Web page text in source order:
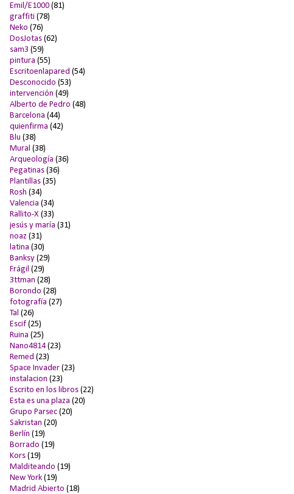
Emil/E1000 (81)
graffiti (78)
Neko (76)
DosJotas (62)
sam3 (59)
pintura (55)
Escritoenlapared (54)
Desconocido (53)
intervención (49)
Alberto de Pedro (48)
Barcelona (44)
quienfirma (42)
Blu (38)
Mural (38)
Arqueología (36)
Pegatinas (36)
Plantillas (35)
Rosh (34)
Valencia (34)
Rallito-X (33)
jesús y maría (31)
noaz (31)
latina (30)
Banksy (29)
Frágil (29)
3ttman (28)
Borondo (28)
fotografía (27)
Tal (26)
Escif (25)
Ruina (25)
Nano4814 (23)
Remed (23)
Space Invader (23)
instalacion (23)
Escrito en los libros (22)
Esta es una plaza (20)
Grupo Parsec (20)
Sakristan (20)
Berlín (19)
Borrado (19)
Kors (19)
Malditeando (19)
New York (19)
Madrid Abierto (18)